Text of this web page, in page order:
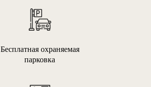
Бесплатная охраняемая
парковка